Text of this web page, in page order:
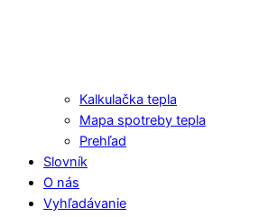
Kalkulačka tepla
Mapa spotreby tepla
Prehľad
Slovník
O nás
Vyhľadávanie